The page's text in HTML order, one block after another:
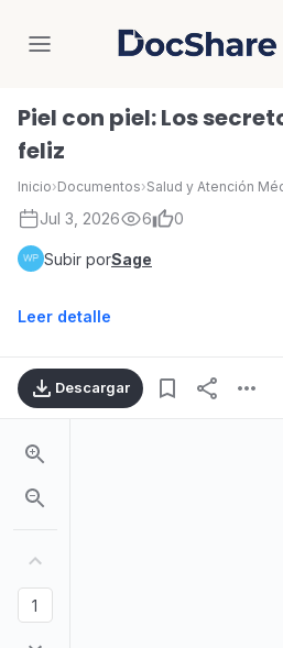
DocShare
Piel con piel: Los
feliz
Inicio›Documentos›Salud y Atención
Jul 3, 2026 6 0
Subir porSage
Leer detalle
Descargar